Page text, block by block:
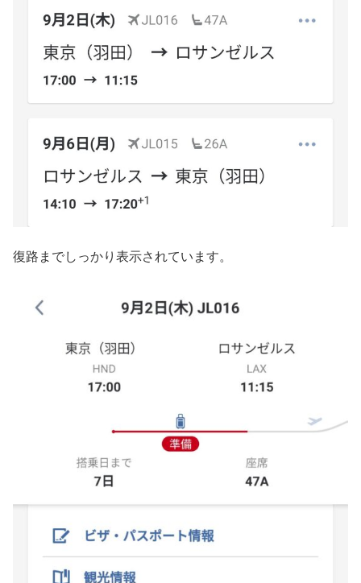
復路までしっかり表示されています。